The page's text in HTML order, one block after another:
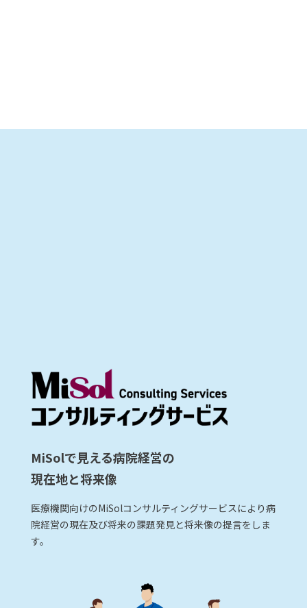
MiSolで見える病院経営の
現在地と将来像
医療機関向けのMiSolコンサルティングサービスにより病
院経営の現在及び将来の課題発見と将来像の提言をしま
す。